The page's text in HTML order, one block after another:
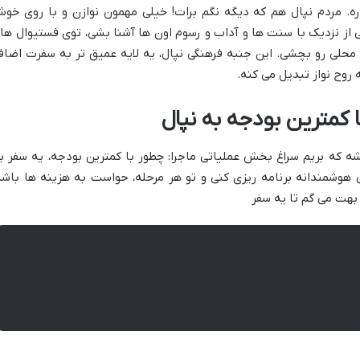
مردم نپال هم که دیگه نگم برات! خیلی مهمون نوازن و با روی
از نزدیک با سنت ها و آداب و رسوم اون ها آشنا بشی، توی فستیوال
رو بچشی. این جنبه فرهنگی نپال، یه لایه عمیق تر به سفرت
روح نواز تبدیل می کنه.
کمترین بودجه به نپال
که بریم سراغ بخش عملیاتی ماجرا: چطور با کمترین بودجه، یه سفر
هوشمندانه برنامه ریزی کنی و تو هر مرحله، حواست به هزینه ها
بهت می گم تا یه سفر